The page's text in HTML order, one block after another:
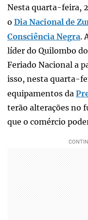
Nesta quarta-feira,
o Dia Nacional de
Consciência Negra.
líder do Quilombo
Feriado Nacional a
isso, nesta quarta-
equipamentos da
terão alterações no
que o comércio